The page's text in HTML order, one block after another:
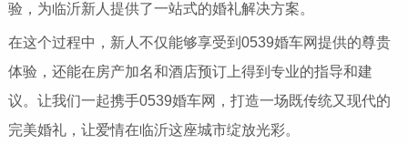
验，为临沂新人提供了一站式的婚礼解决方案。
在这个过程中，新人不仅能够享受到0539婚车网提供的尊贵
体验，还能在房产加名和酒店预订上得到专业的指导和建
议。让我们一起携手0539婚车网，打造一场既传统又现代的
完美婚礼，让爱情在临沂这座城市绽放光彩。